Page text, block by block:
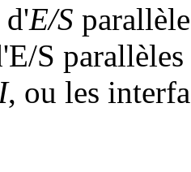
E/S
S
, ou les